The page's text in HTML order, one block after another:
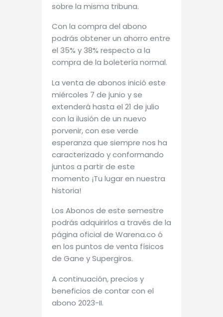
sobre la misma tribuna.
Con la compra del abono
podrás obtener un ahorro entre
el 35% y 38% respecto a la
compra de la boletería normal.
La venta de abonos inició este
miércoles 7 de junio y se
extenderá hasta el 21 de julio
con la ilusión de un nuevo
porvenir, con ese verde
esperanza que siempre nos ha
caracterizado y conformando
juntos a partir de este
momento ¡Tu lugar en nuestra
historia!
Los Abonos de este semestre
podrás adquirirlos a través de la
página oficial de Warena.co ó
en los puntos de venta físicos
de Gane y Supergiros.
A continuación, precios y
beneficios de contar con el
abono 2023-II.